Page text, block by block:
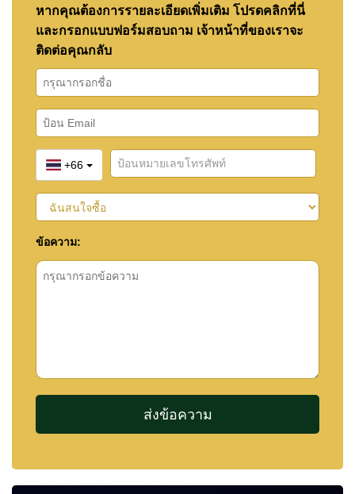
หากคุณต้องการรายละเอียดเพิ่มเติม โปรดคลิกที่นี่
และกรอกแบบฟอร์มสอบถาม เจ้าหน้าที่ของเราจะ
ติดต่อคุณกลับ
+66
ข้อความ: